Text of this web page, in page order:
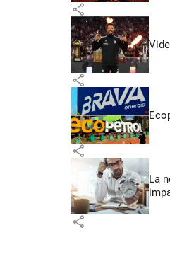
share
share
share
La
share